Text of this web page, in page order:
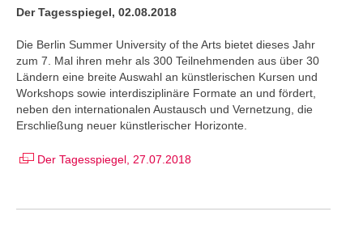
Der Tagesspiegel, 02.08.2018
Die Berlin Summer University of the Arts bietet dieses Jahr
zum 7. Mal ihren mehr als 300 Teilnehmenden aus über 30
Ländern eine breite Auswahl an künstlerischen Kursen und
Workshops sowie interdisziplinäre Formate an und fördert,
neben den internationalen Austausch und Vernetzung, die
Erschließung neuer künstlerischer Horizonte.
Der Tagesspiegel, 27.07.2018